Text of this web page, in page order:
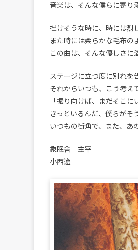
音楽は、そんな僕らに寄り
挫けそうな時に、時には烈
また時には柔らかな毛布の
この曲は、そんな優しさに
ステージに立つ度に別れを
それからいつも、こう考え
「振り向けば、まだそこに
きっといるんだ、僕らがそ
いつもの街角で、また、あ
象眠舎 主宰
小西遼